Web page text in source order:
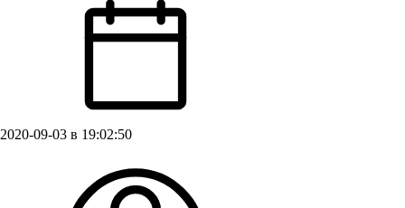
2020-09-03 в 19:02:50